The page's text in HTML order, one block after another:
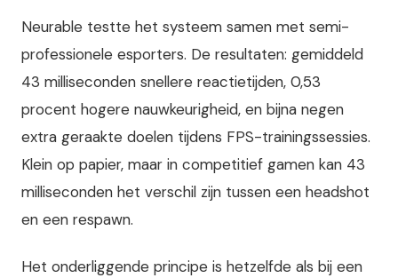
Neurable testte het systeem samen met semi-
professionele esporters. De resultaten: gemiddeld
43 milliseconden snellere reactietijden, 0,53
procent hogere nauwkeurigheid, en bijna negen
extra geraakte doelen tijdens FPS-trainingssessies.
Klein op papier, maar in competitief gamen kan 43
milliseconden het verschil zijn tussen een headshot
en een respawn.
Het onderliggende principe is hetzelfde als bij een